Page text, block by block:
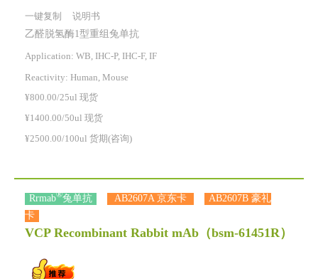
一键复制 说明书
乙醛脱氢酶1型重组兔单抗
Application: WB, IHC-P, IHC-F, IF
Reactivity: Human, Mouse
¥800.00/25ul 现货
¥1400.00/50ul 现货
¥2500.00/100ul 货期(咨询)
Rrmab®兔单抗 AB2607A 京东卡
AB2607B 豪礼
卡
VCP Recombinant Rabbit mAb （bsm-61451R）